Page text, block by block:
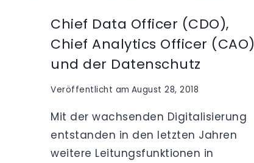
Chief Data Officer (CDO),
Chief Analytics Officer (CAO)
und der Datenschutz
Veröffentlicht am August 28, 2018
Mit der wachsenden Digitalisierung
entstanden in den letzten Jahren
weitere Leitungsfunktionen in